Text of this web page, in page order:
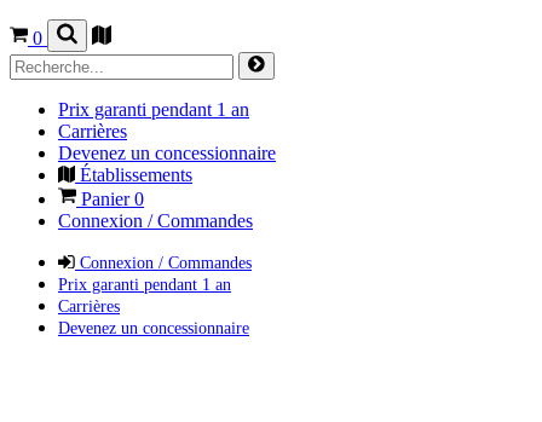
0
Prix garanti pendant 1 an
Carrières
Devenez un concessionnaire
Établissements
Panier0
Connexion / Commandes
Connexion / Commandes
Prix garanti pendant 1 an
Carrières
Devenez un concessionnaire